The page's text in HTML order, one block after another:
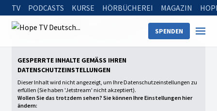
TV PODCASTS KURSE HÖRBÜCHEREI MAGAZIN
SPENDEN
Startseite
Ja Jesus – Die Offenbarung
Die prophetische Gabe – Offenbarung 1,1-3
GESPERRTE INHALTE GEMÄSS IHREN D
ATENSCHUTZEINSTELLUNGEN
Dieser Inhalt wird nicht angezeigt, um Ihre Datenschutzeinstellungen zu
erfüllen (Sie haben 'Jetstream' nicht akzeptiert).
Wollen Sie das trotzdem sehen? Sie können Ihre Einstellungen hier
ändern: